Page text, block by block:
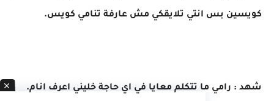
كويسين بس انتي تلايقكي مش عارفة تنامي كويس.
شهد : رامي ما تتكلم معايا في اي حاجة خليني اعرف انام.